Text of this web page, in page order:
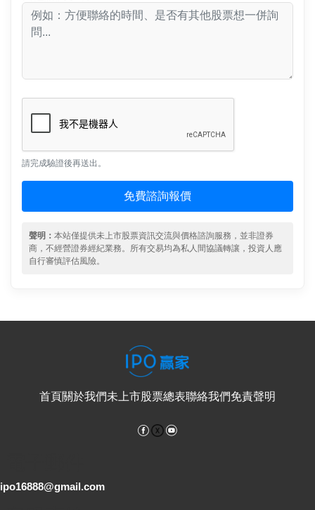
請完成驗證後再送出。
免費諮詢報價
聲明： 本站僅提供未上市股票資訊交流與價格諮詢服務，並非證券
商，不經營證券經紀業務。所有交易均為私人間協議轉讓，投資人應
自行審慎評估風險。
首頁關於我們未上市股票總表聯絡我們免責聲明
Facebook
ipo16888@gmail.com